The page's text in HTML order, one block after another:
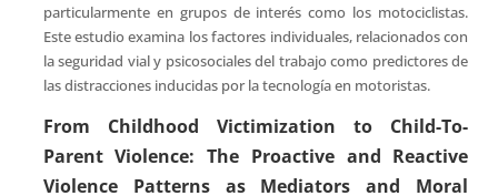
particularmente en grupos de interés como los motociclistas.
Este estudio examina los factores individuales, relacionados con
la seguridad vial y psicosociales del trabajo como predictores de
las distracciones inducidas por la tecnología en motoristas.
From Childhood Victimization to Child-To-
Parent Violence: The Proactive and Reactive
Violence Patterns as Mediators and Moral